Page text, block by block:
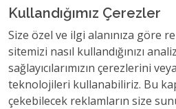
Kullandığımız Çerezler
Size özel ve ilgi alanınıza göre
sitemizi nasıl kullandığınızı
sağlayıcılarımızın çerezlerini
teknolojileri kullanabiliriz. Bu
çekebilecek reklamların size